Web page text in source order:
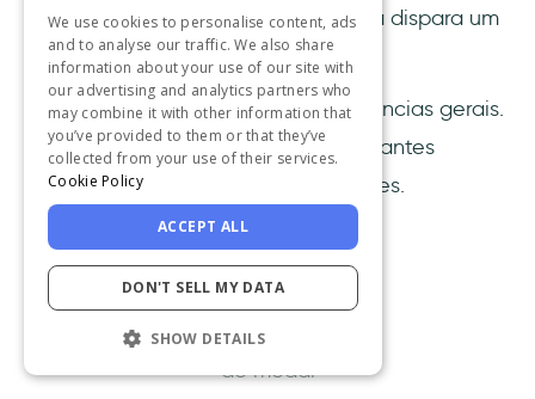
uma nova visualização, a plataforma dispara um
modal com dois objetivos:
Entender usuários e suas tendências gerais.
Oferecer guias interativos relevantes
adaptados às suas necessidades.
Um exemplo
de modal
We use cookies to personalise content, ads
and to analyse our traffic. We also share
information about your use of our site with
our advertising and analytics partners who
may combine it with other information that
you’ve provided to them or that they’ve
collected from your use of their services.
Cookie Policy
ACCEPT ALL
DON'T SELL MY DATA
SHOW DETAILS